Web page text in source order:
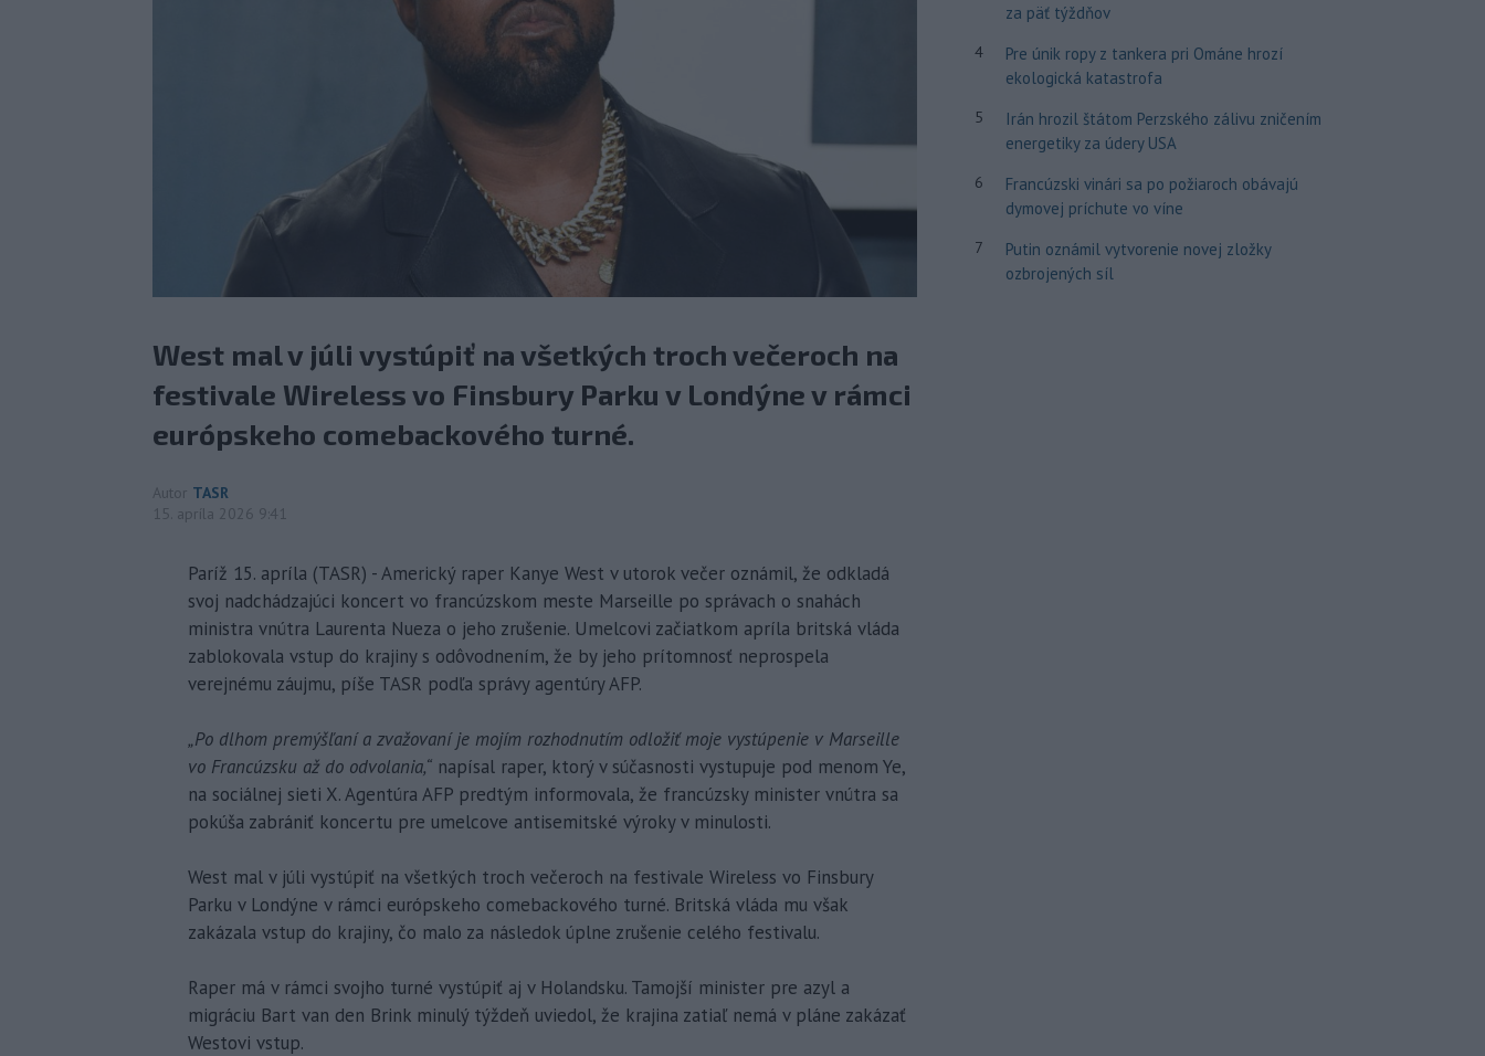
West mal v júli vystúpiť na všetkých troch večeroch na
festivale Wireless vo Finsbury Parku v Londýne v rámci
európskeho comebackového turné.
Autor TASR
15. apríla 2026 9:41
Paríž 15. apríla (TASR) - Americký raper Kanye West v utorok večer oznámil, že odkladá
svoj nadchádzajúci koncert vo francúzskom meste Marseille po správach o snahách
ministra vnútra Laurenta Nueza o jeho zrušenie. Umelcovi začiatkom apríla britská vláda
zablokovala vstup do krajiny s odôvodnením, že by jeho prítomnosť neprospela
verejnému záujmu, píše TASR podľa správy agentúry AFP.
„Po dlhom premýšľaní a zvažovaní je mojím rozhodnutím odložiť moje vystúpenie v Marseille
vo Francúzsku až do odvolania,“ napísal raper, ktorý v súčasnosti vystupuje pod menom Ye,
na sociálnej sieti X. Agentúra AFP predtým informovala, že francúzsky minister vnútra sa
pokúša zabrániť koncertu pre umelcove antisemitské výroky v minulosti.
West mal v júli vystúpiť na všetkých troch večeroch na festivale Wireless vo Finsbury
Parku v Londýne v rámci európskeho comebackového turné. Britská vláda mu však
zakázala vstup do krajiny, čo malo za následok úplne zrušenie celého festivalu.
Raper má v rámci svojho turné vystúpiť aj v Holandsku. Tamojší minister pre azyl a
migráciu Bart van den Brink minulý týždeň uviedol, že krajina zatiaľ nemá v pláne zakázať
Westovi vstup.
za päť týždňov
4
Pre únik ropy z tankera pri Ománe hrozí
ekologická katastrofa
5
Irán hrozil štátom Perzského zálivu zničením
energetiky za údery USA
6
Francúzski vinári sa po požiaroch obávajú
dymovej príchute vo víne
7
Putin oznámil vytvorenie novej zložky
ozbrojených síl